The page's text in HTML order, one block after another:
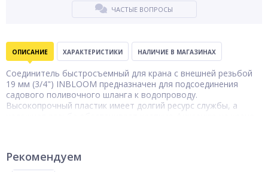
ЧАСТЫЕ ВОПРОСЫ
ОПИСАНИЕ ХАРАКТЕРИСТИКИ НАЛИЧИЕ В МАГАЗИНАХ
Соединитель быстросъемный для крана с внешней резьбой
19 мм (3/4") INBLOOM предназначен для подсоединения
садового поливочного шланга к водопроводу.
Высокопрочный пластик имеет долгий ресурс службы, а
Бренд
Рекомендуем